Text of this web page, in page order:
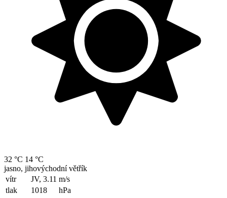
32 °C 14 °C
jasno, jihovýchodní větřík
vítr
JV, 3.11 m/s
tlak
1018
hPa